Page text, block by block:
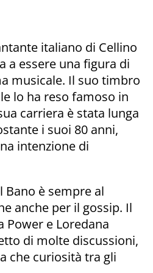
italiano di Cellino
a essere una figura di
musicale. Il suo timbro
lo ha reso famoso in
carriera è stata lunga
i suoi 80 anni,
intenzione di
Bano è sempre al
anche per il gossip. Il
Power e Loredana
di molte discussioni,
che curiosità tra gli